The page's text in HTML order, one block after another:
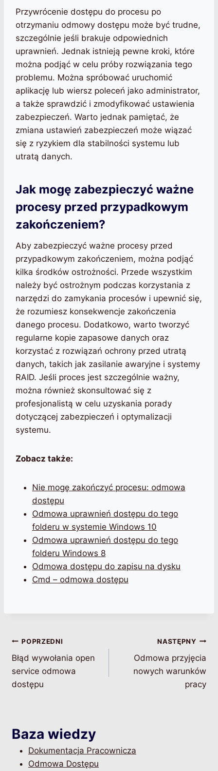
Przywrócenie dostępu do procesu po
otrzymaniu odmowy dostępu może być trudne,
szczególnie jeśli brakuje odpowiednich
uprawnień. Jednak istnieją pewne kroki, które
można podjąć w celu próby rozwiązania tego
problemu. Można spróbować uruchomić
aplikację lub wiersz poleceń jako administrator,
a także sprawdzić i zmodyfikować ustawienia
zabezpieczeń. Warto jednak pamiętać, że
zmiana ustawień zabezpieczeń może wiązać
się z ryzykiem dla stabilności systemu lub
utratą danych.
Jak mogę zabezpieczyć ważne
procesy przed przypadkowym
zakończeniem?
Aby zabezpieczyć ważne procesy przed
przypadkowym zakończeniem, można podjąć
kilka środków ostrożności. Przede wszystkim
należy być ostrożnym podczas korzystania z
narzędzi do zamykania procesów i upewnić się,
że rozumiesz konsekwencje zakończenia
danego procesu. Dodatkowo, warto tworzyć
regularne kopie zapasowe danych oraz
korzystać z rozwiązań ochrony przed utratą
danych, takich jak zasilanie awaryjne i systemy
RAID. Jeśli proces jest szczególnie ważny,
można również skonsultować się z
profesjonalistą w celu uzyskania porady
dotyczącej zabezpieczeń i optymalizacji
systemu.
Zobacz także:
Nie mogę zakończyć procesu: odmowa
dostępu
Odmowa uprawnień dostępu do tego
folderu w systemie Windows 10
Odmowa uprawnień dostępu do tego
folderu Windows 8
Odmowa dostępu do zapisu na dysku
Cmd – odmowa dostępu
Nawigacja
wpisu
POPRZEDNI
Błąd wywołania open
service odmowa
dostępu
NASTĘPNY
Odmowa przyjęcia
nowych warunków
pracy
Baza wiedzy
Dokumentacja Pracownicza
Odmowa Dostępu